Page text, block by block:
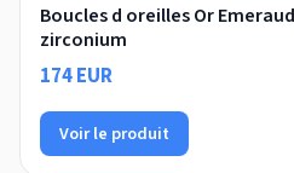
Boucles d oreilles Or
zirconium
174 EUR
Voir le produit